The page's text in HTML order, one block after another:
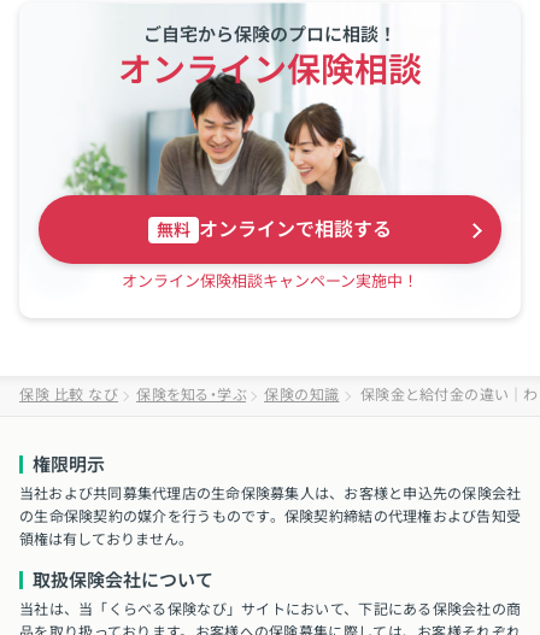
ご自宅から保険のプロに相談！
オンライン保険相談
無料 オンラインで相談する
オンライン保険相談キャンペーン実施中！
保険 比較 なび 保険を知る・学ぶ 保険の知識 保険金と給付金の違い｜
権限明示
当社および共同募集代理店の生命保険募集人は、お客様と申込先の保険会社
の生命保険契約の媒介を行うものです。保険契約締結の代理権および告知受
領権は有しておりません。
取扱保険会社について
当社は、当「くらべる保険なび」サイトにおいて、下記にある保険会社の商